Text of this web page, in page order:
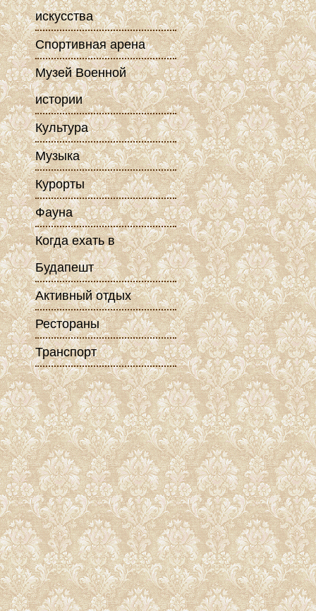
искусства
Спортивная арена
Музей Военной
истории
Культура
Музыка
Курорты
Фауна
Когда ехать в
Будапешт
Активный отдых
Рестораны
Транспорт